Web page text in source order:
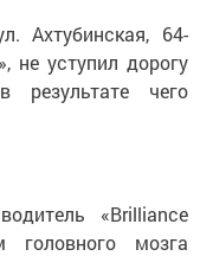
Ахтубинская, 64-
не уступил дорогу
результате чего
«Brilliance
головного мозга